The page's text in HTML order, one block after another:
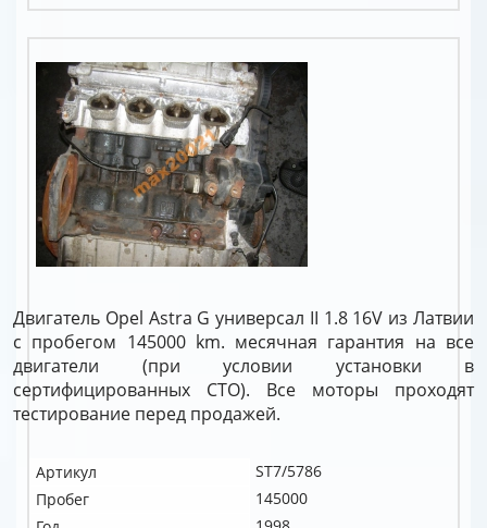
Двигатель Opel Astra G универсал II 1.8 16V из Латвии
с пробегом 145000 km. месячная гарантия на все
двигатели (при условии установки в
сертифицированных СТО). Все моторы проходят
тестирование перед продажей.
Артикул
ST7/5786
Пробег
145000